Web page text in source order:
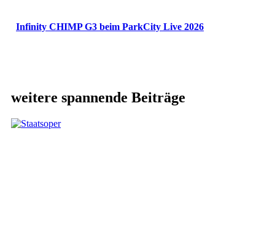
Infinity CHIMP G3 beim ParkCity Live 2026
weitere spannende Beiträge